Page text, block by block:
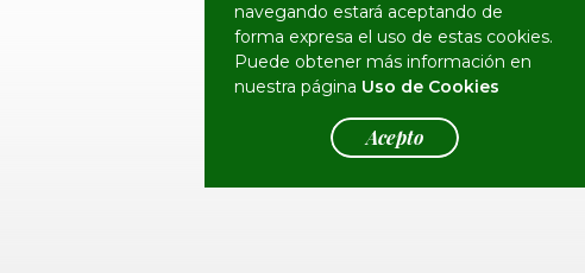
navegando estará aceptando de
forma expresa el uso de estas cookies.
Puede obtener más información en
nuestra página Uso de Cookies
Acepto